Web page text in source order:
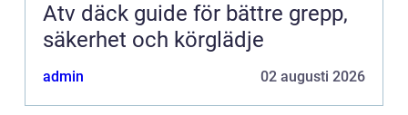
Atv däck guide för bättre grepp,
säkerhet och körglädje
admin 02 augusti 2026